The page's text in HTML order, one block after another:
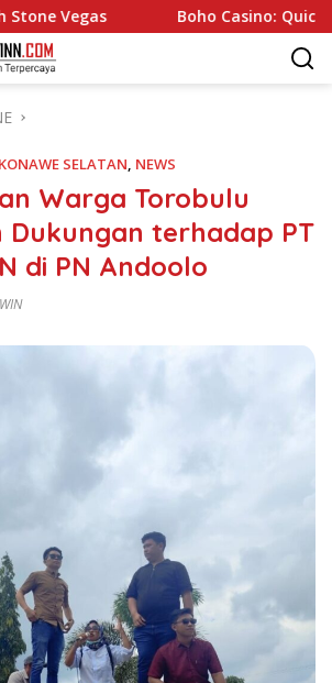
Boho Casino: Quick Play and
KONAWE SELATAN, NEWS
Warga Torobulu
Dukungan terhadap PT
di PN Andoolo